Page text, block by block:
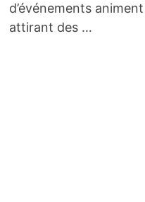
d’événements
attirant des …